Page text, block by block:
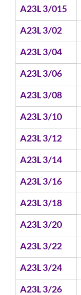
A23L 3/015
A23L 3/02
A23L 3/04
A23L 3/06
A23L 3/08
A23L 3/10
A23L 3/12
A23L 3/14
A23L 3/16
A23L 3/18
A23L 3/20
A23L 3/22
A23L 3/24
A23L 3/26